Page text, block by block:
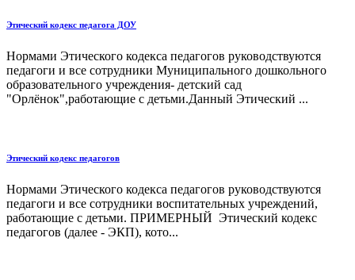
Этический кодекс педагога ДОУ
Нормами Этического кодекса педагогов руководствуются
педагоги и все сотрудники Муниципального дошкольного
образовательного учреждения- детский сад
"Орлёнок",работающие с детьми.Данный Этический ...
Этический кодекс педагогов
Нормами Этического кодекса педагогов руководствуются
педагоги и все сотрудники воспитательных учреждений,
работающие с детьми. ПРИМЕРНЫЙ Этический кодекс
педагогов (далее - ЭКП), кото...